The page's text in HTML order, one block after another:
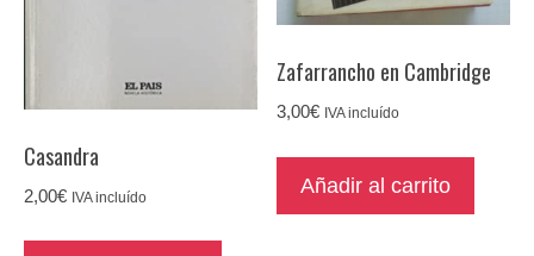
Casandra
2,00€ IVA incluído
Zafarrancho en Cambridge
3,00€ IVA incluído
Añadir al carrito